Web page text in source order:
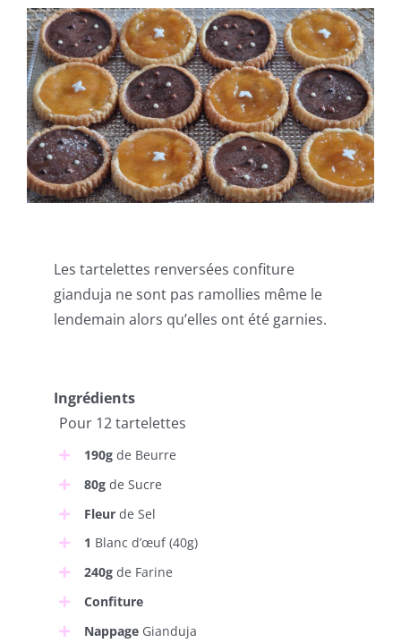
Les tartelettes renversées confiture
gianduja ne sont pas ramollies même le
lendemain alors qu’elles ont été garnies.
Ingrédients
Pour 12 tartelettes
190gde Beurre
80gde Sucre
Fleurde Sel
1 Blanc d’œuf (40g)
240gde Farine
Confiture
NappageGianduja